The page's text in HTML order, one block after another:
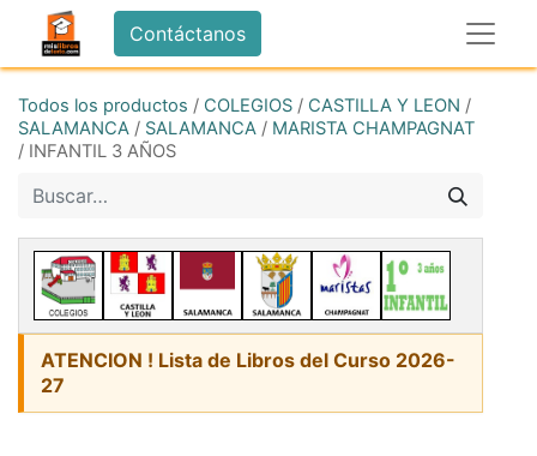
Contáctanos
Todos los productos / COLEGIOS / CASTILLA Y LEON /
SALAMANCA / SALAMANCA / MARISTA CHAMPAGNAT
/ INFANTIL 3 AÑOS
ATENCION ! Lista de Libros del Curso 2026-
27